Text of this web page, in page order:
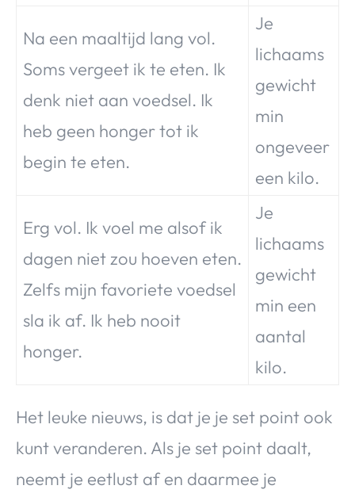
Na een maaltijd lang vol.
Soms vergeet ik te eten. Ik
denk niet aan voedsel. Ik
heb geen honger tot ik
begin te eten.
Je
lichaams
gewicht
min
ongeveer
een kilo.
Erg vol. Ik voel me alsof ik
dagen niet zou hoeven eten.
Zelfs mijn favoriete voedsel
sla ik af. Ik heb nooit
honger.
Je
lichaams
gewicht
min een
aantal
kilo.
Het leuke nieuws, is dat je je set point ook
kunt veranderen. Als je set point daalt,
neemt je eetlust af en daarmee je